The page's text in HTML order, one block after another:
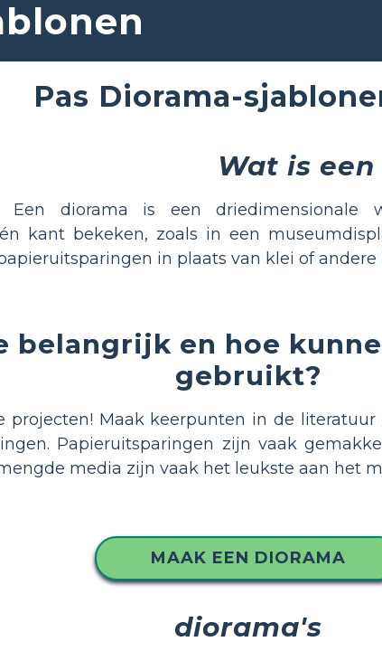
Pas Diorama-
Wat is
Een diorama is een driedimensionale
kant bekeken, zoals in een
in plaats van klei of
belangrijk en hoe
gebruikt?
projecten! Maak keerpunten in de
Papieruitsparingen zijn vaak
media zijn vaak het leukste aan het
MAAK EEN DIORAMA
diorama's